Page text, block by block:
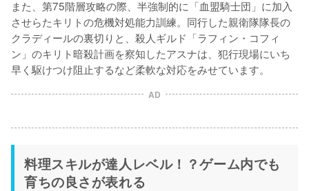
また、第75階層攻略の際、半強制的に「血盟騎士団」に加入
させらたキリトの危機対処能力訓練。同行した親衛隊隊長の
クラディールの裏切りと、殺人ギルド「ラフィン・コフィ
ン」のキリト暗殺計画を察知したアスナは、犯行現場にいち
早く駆けつけ阻止するなど柔軟な対応をみせています。
AD
料理スキルが達人レベル！？ゲーム内でも
育ちの良さが表れる